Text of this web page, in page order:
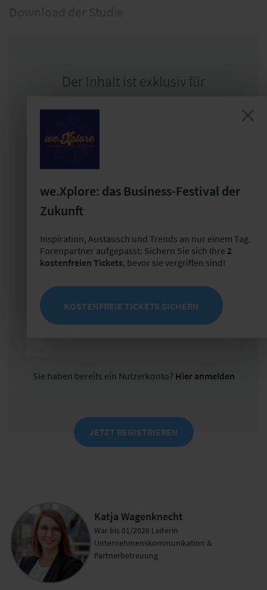
Download der Studie
Der Inhalt ist exklusiv für
Registrieren Sie sich jetzt und erstellen Sie
Ihre Vorteile:
Wissensvorsprung durch viele weitere
spannende Beiträge
Organisieren Sie Ihre Inhalte in Ihrer
Merkliste
Sparen Sie Zeit durch individuell
empfohlene Inhalte
Sie haben bereits ein Nutzerkonto? Hier anmelden
JETZT REGISTRIEREN
Katja Wagenknecht
War bis 01/2026 Leiterin
Unternehmenskommunikation &
Partnerbetreuung
we.Xplore: das Business-Festival der
Zukunft
Inspiration, Austausch und Trends an nur einem Tag.
Forenpartner aufgepasst: Sichern Sie sich Ihre 2
kostenfreien Tickets, bevor sie vergriffen sind!
KOSTENFREIE TICKETS SICHERN